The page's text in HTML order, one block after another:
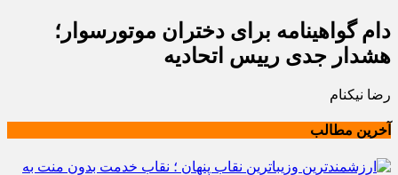
دام گواهینامه برای دختران موتورسوار؛
هشدار جدی رییس اتحادیه
رضا نیکنام
آخرین مطالب